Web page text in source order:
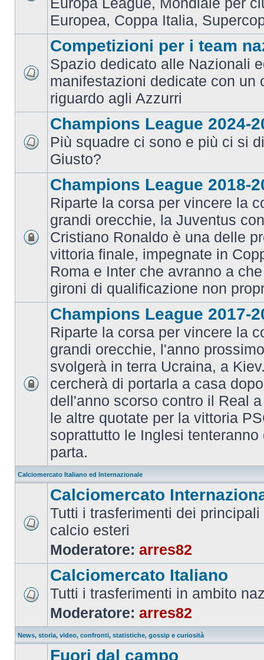
Europea, Coppa Italia,
Competizioni per i team
Spazio dedicato alle Nazionali
manifestazioni dedicate con un
riguardo agli Azzurri
Champions League 2024-
Più squadre ci sono e più ci si
Giusto?
Champions League 2018-
Riparte la corsa per vincere la
grandi orecchie, la Juventus
Cristiano Ronaldo è una delle
vittoria finale, impegnate in
Roma e Inter che avranno a
gironi di qualificazione non
Champions League 2017-
Riparte la corsa per vincere la
grandi orecchie, l'anno
svolgerà in terra Ucraina, a
cercherà di portarla a casa
dell'anno scorso contro il Real
le altre quotate per la vittoria
soprattutto le Inglesi tenteranno
parta.
Calciomercato Italiano ed Internazionale
Calciomercato
Tutti i trasferimenti dei
calcio esteri
Moderatore: arres82
Calciomercato Italiano
Tutti i trasferimenti in ambito
Moderatore: arres82
News, storia, video, confronti, statistiche, gossip e curiosità
Fuori dal campo